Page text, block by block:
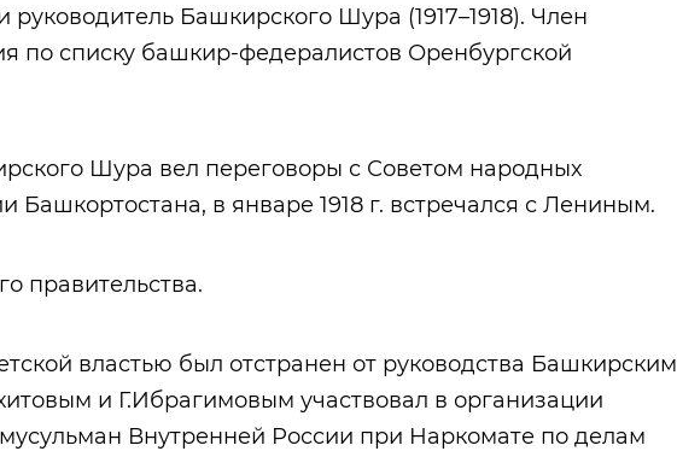
Башкирского Шура (1917–1918). Член
по списку башкир-федералистов Оренбургской
Шура вел переговоры с Советом народных
Башкортостана, в январе 1918 г. встречался с Лениным.
правительства.
властью был отстранен от руководства Башкирским
и Г.Ибрагимовым участвовал в организации
Внутренней России при Наркомате по делам